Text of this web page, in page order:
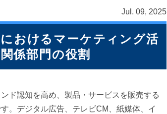
Jul. 09, 2025
おけるマーケティング活
係部門の役割
ド認知を高め、製品・サービスを販売する
。デジタル広告、テレビCM、紙媒体、イ